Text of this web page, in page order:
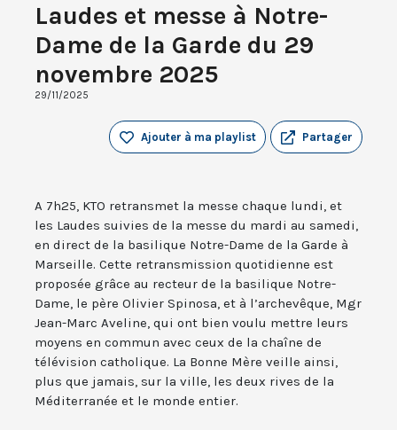
Laudes et messe à Notre-
Dame de la Garde du 29
novembre 2025
29/11/2025
Partager
Ajouter à ma playlist
A 7h25, KTO retransmet la messe chaque lundi, et
les Laudes suivies de la messe du mardi au samedi,
en direct de la basilique Notre-Dame de la Garde à
Marseille. Cette retransmission quotidienne est
proposée grâce au recteur de la basilique Notre-
Dame, le père Olivier Spinosa, et à l’archevêque, Mgr
Jean-Marc Aveline, qui ont bien voulu mettre leurs
moyens en commun avec ceux de la chaîne de
télévision catholique. La Bonne Mère veille ainsi,
plus que jamais, sur la ville, les deux rives de la
Méditerranée et le monde entier.